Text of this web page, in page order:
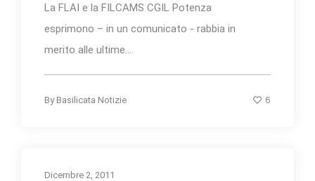
La FLAI e la FILCAMS CGIL Potenza
esprimono – in un comunicato - rabbia in
merito alle ultime...
By Basilicata Notizie 6
Dicembre 2, 2011